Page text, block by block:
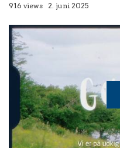
916 views 2. juni 2025